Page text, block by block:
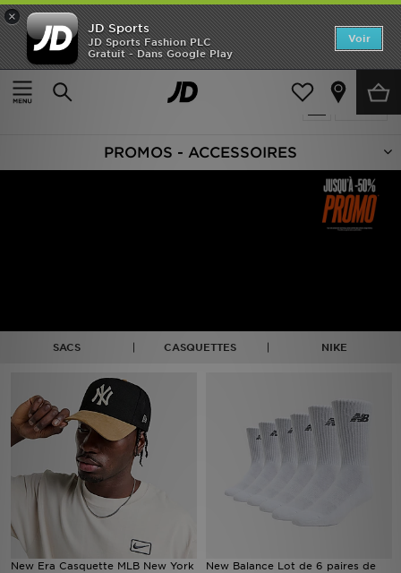
×
JD Sports
JD Sports Fashion PLC
Gratuit - Dans Google Play
Voir
Accueil
Soldes | Accessoires
Produits 109
PROMOS - ACCESSOIRES
SACS CASQUETTES NIKE
New Era Casquette MLB New York
New Balance Lot de 6 paires de
Accueil
Nouveautés
PROMOS
Mon JD
Suivre Ma Commande
Service client
Nos Magasins